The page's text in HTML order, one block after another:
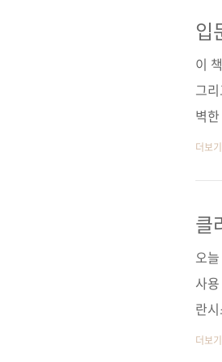
구
인
입
이
그
벽
펍
제
더보기
클
오
사
란
이
더보기